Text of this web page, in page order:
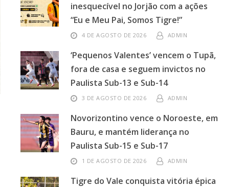
inesquecível no Jorjão com a ações
“Eu e Meu Pai, Somos Tigre!”
4 DE AGOSTO DE 2026 ADMIN
‘Pequenos Valentes’ vencem o Tupã,
fora de casa e seguem invictos no
Paulista Sub-13 e Sub-14
3 DE AGOSTO DE 2026 ADMIN
Novorizontino vence o Noroeste, em
Bauru, e mantém liderança no
Paulista Sub-15 e Sub-17
1 DE AGOSTO DE 2026 ADMIN
Tigre do Vale conquista vitória épica